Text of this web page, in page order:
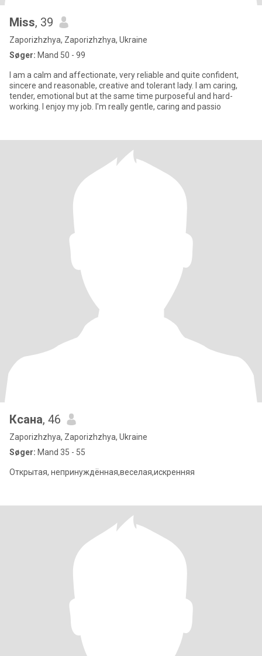
Miss, 39
Zaporizhzhya, Zaporizhzhya, Ukraine
Søger: Mand 50 - 99
I am a calm and affectionate, very reliable and quite confident,
sincere and reasonable, creative and tolerant lady. I am caring,
tender, emotional but at the same time purposeful and hard-
working. I enjoy my job. I'm really gentle, caring and passio
Ксана, 46
Zaporizhzhya, Zaporizhzhya, Ukraine
Søger: Mand 35 - 55
Открытая, непринуждённая,веселая,искренняя